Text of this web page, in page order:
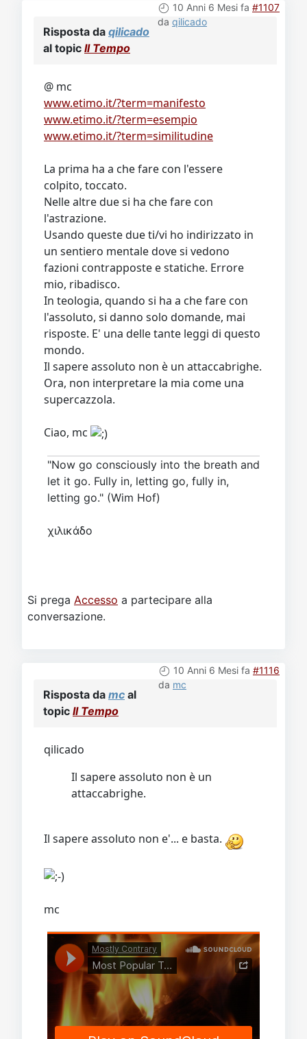
10 Anni 6 Mesi fa #1107
da qilicado
Risposta da qilicado
al topic Il Tempo
@ mc
www.etimo.it/?term=manifesto
www.etimo.it/?term=esempio
www.etimo.it/?term=similitudine
La prima ha a che fare con l'essere
colpito, toccato.
Nelle altre due si ha che fare con
l'astrazione.
Usando queste due ti/vi ho indirizzato in
un sentiero mentale dove si vedono
fazioni contrapposte e statiche. Errore
mio, ribadisco.
In teologia, quando si ha a che fare con
l'assoluto, si danno solo domande, mai
risposte. E' una delle tante leggi di questo
mondo.
Il sapere assoluto non è un attaccabrighe.
Ora, non interpretare la mia come una
supercazzola.
Ciao, mc
"Now go consciously into the breath and
let it go. Fully in, letting go, fully in,
letting go." (Wim Hof)
χιλικάδο
Si prega Accesso a partecipare alla
conversazione.
10 Anni 6 Mesi fa #1116
da mc
Risposta da mc al
topic Il Tempo
qilicado
Il sapere assoluto non è un
attaccabrighe.
Il sapere assoluto non e'... e basta.
mc